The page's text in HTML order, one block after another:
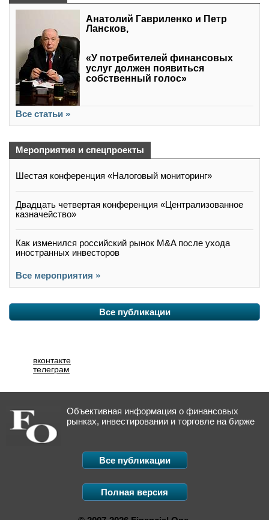
Анатолий Гавриленко и Петр
Лансков,
«У потребителей финансовых
услуг должен появиться
собственный голос»
Все статьи »
Мероприятия и спецпроекты
Шестая конференция «Налоговый мониторинг»
Двадцать четвертая конференция «Централизованное
казначейство»
Как изменился российский рынок M&A после ухода
иностранных инвесторов
Все мероприятия »
Все публикации
вконтакте
телеграм
Объективная информация о финансовых
рынках, инвестировании и торговле на бирже
Все публикации
Полная версия